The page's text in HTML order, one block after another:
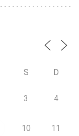
S D
3 4
10 11